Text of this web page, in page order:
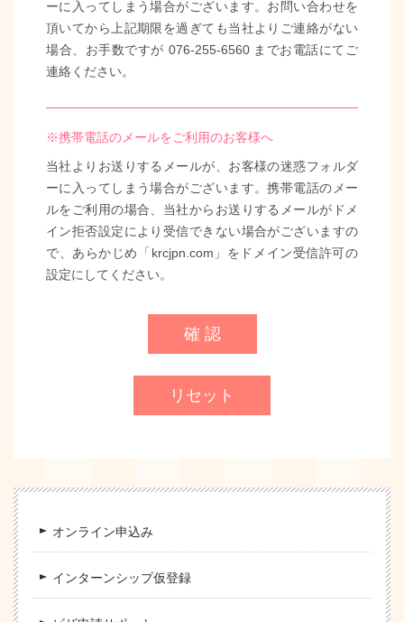
ーに入ってしまう場合がございます。お問い合わせを
頂いてから上記期限を過ぎても当社よりご連絡がない
場合、お手数ですが 076-255-6560 までお電話にてご
連絡ください。
※携帯電話のメールをご利用のお客様へ
当社よりお送りするメールが、お客様の迷惑フォルダ
ーに入ってしまう場合がございます。携帯電話のメー
ルをご利用の場合、当社からお送りするメールがドメ
イン拒否設定により受信できない場合がございますの
で、あらかじめ「krcjpn.com」をドメイン受信許可の
設定にしてください。
オンライン申込み
インターンシップ仮登録